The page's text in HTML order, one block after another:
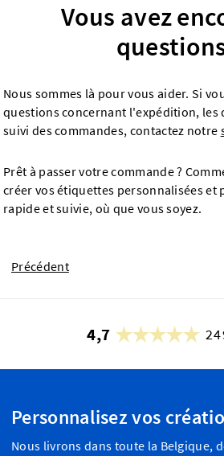
Vous avez
Nous sommes là pour vous aider. Si
questions concernant l'expédition, les
suivi des commandes, contactez notre
Prêt à passer votre commande ?
créer vos étiquettes personnalisées
rapide et suivie, où que vous soyez.
Précédent
4,7 24
Personnalisez vos
Nous livrons dans toute la Belgique,